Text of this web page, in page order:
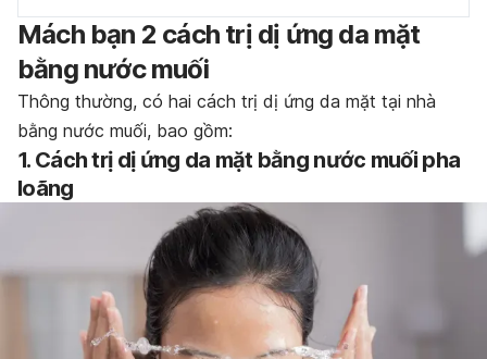
Mách bạn 2 cách trị dị ứng da mặt
bằng nước muối
Thông thường, có hai cách trị dị ứng da mặt tại nhà
bằng nước muối, bao gồm:
1. Cách trị dị ứng da mặt bằng nước muối pha
loãng